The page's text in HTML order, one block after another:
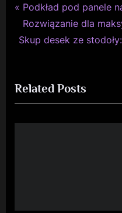
Nawigacja
wpisu
P
r
e
o
u
s
Podkład pod panele
Rozwiązanie dla
N
t
P
o
Skup desek ze
Related Posts